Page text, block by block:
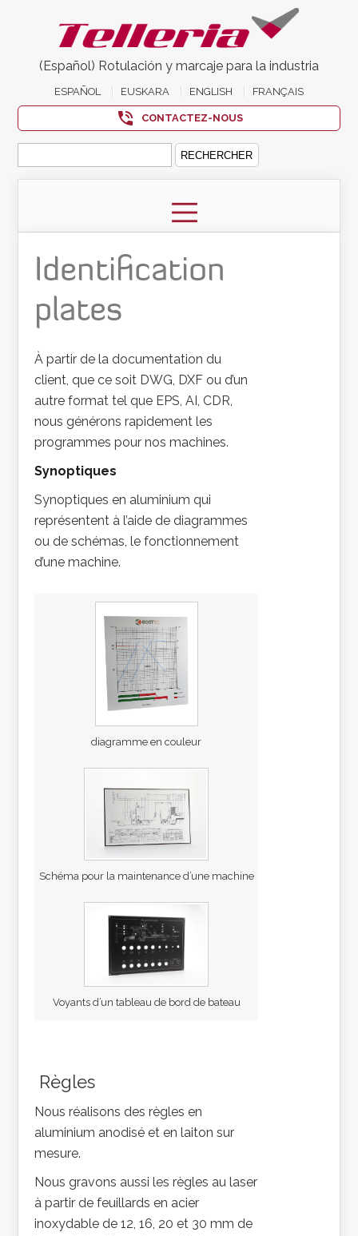
(Español) Rotulación y marcaje para la industria
ESPAÑOL EUSKARA ENGLISH FRANÇAIS
CONTACTEZ-NOUS
Rechercher :
Identification
plates
À partir de la documentation du
client, que ce soit DWG, DXF ou d’un
autre format tel que EPS, AI, CDR,
nous générons rapidement les
programmes pour nos machines.
Synoptiques
Synoptiques en aluminium qui
représentent à l’aide de diagrammes
ou de schémas, le fonctionnement
d’une machine.
diagramme en couleur
Schéma pour la maintenance d’une machine
Voyants d’un tableau de bord de bateau
Règles
Nous réalisons des règles en
aluminium anodisé et en laiton sur
mesure.
Nous gravons aussi les règles au laser
à partir de feuillards en acier
inoxydable de 12, 16, 20 et 30 mm de